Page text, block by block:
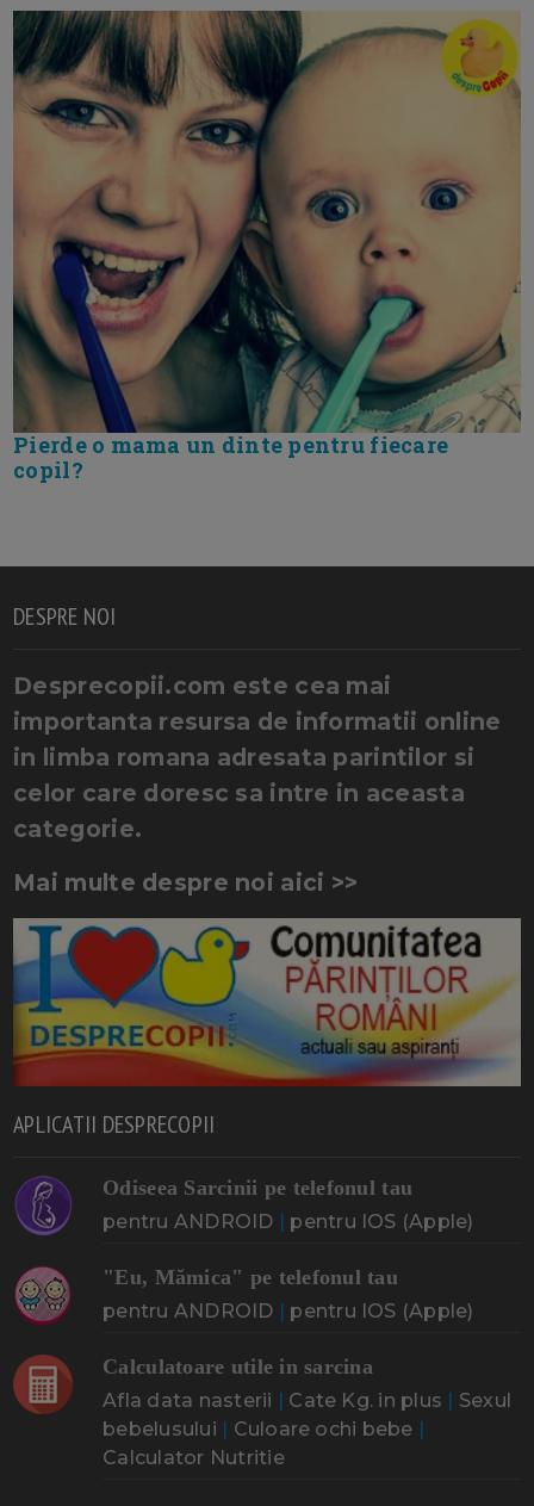
Pierde o mama un dinte pentru fiecare
copil?
DESPRE NOI
Desprecopii.com este cea mai
importanta resursa de informatii online
in limba romana adresata parintilor si
celor care doresc sa intre in aceasta
categorie.
Mai multe despre noi aici >>
APLICATII DESPRECOPII
Odiseea Sarcinii pe telefonul tau
pentru ANDROID | pentru IOS (Apple)
"Eu, Mămica" pe telefonul tau
pentru ANDROID | pentru IOS (Apple)
Calculatoare utile in sarcina
Afla data nasterii | Cate Kg. in plus | Sexul
bebelusului | Culoare ochi bebe |
Calculator Nutritie